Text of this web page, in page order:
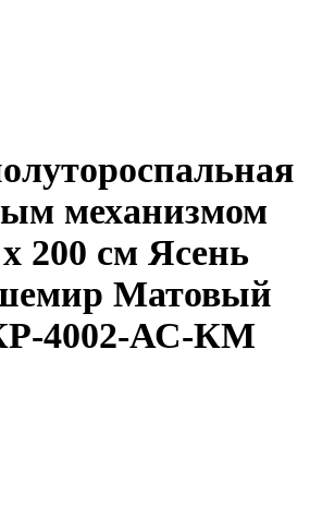
механизмом
200 см Ясень
Матовый
4002-АС-КМ